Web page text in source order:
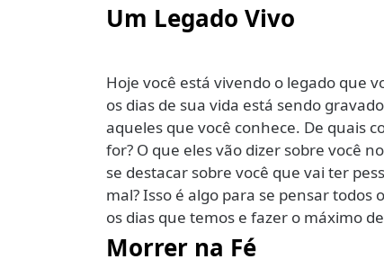
Um Legado Vivo
Hoje você está vivendo o legado que
os dias de sua vida está sendo
aqueles que você conhece. De quais
for? O que eles vão dizer sobre você
se destacar sobre você que vai ter
mal? Isso é algo para se pensar todos
os dias que temos e fazer o máximo
Morrer na Fé